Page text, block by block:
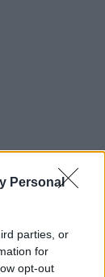
Personal
parties, or
for
opt-out
Affari per